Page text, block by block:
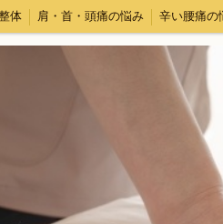
体 肩・首・頭痛の悩み 辛い腰痛の